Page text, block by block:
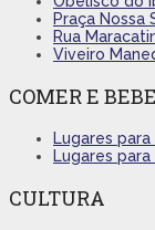
Praça Nossa
Rua
Viveiro
COMER E
Lugares
Lugares
CULTURA